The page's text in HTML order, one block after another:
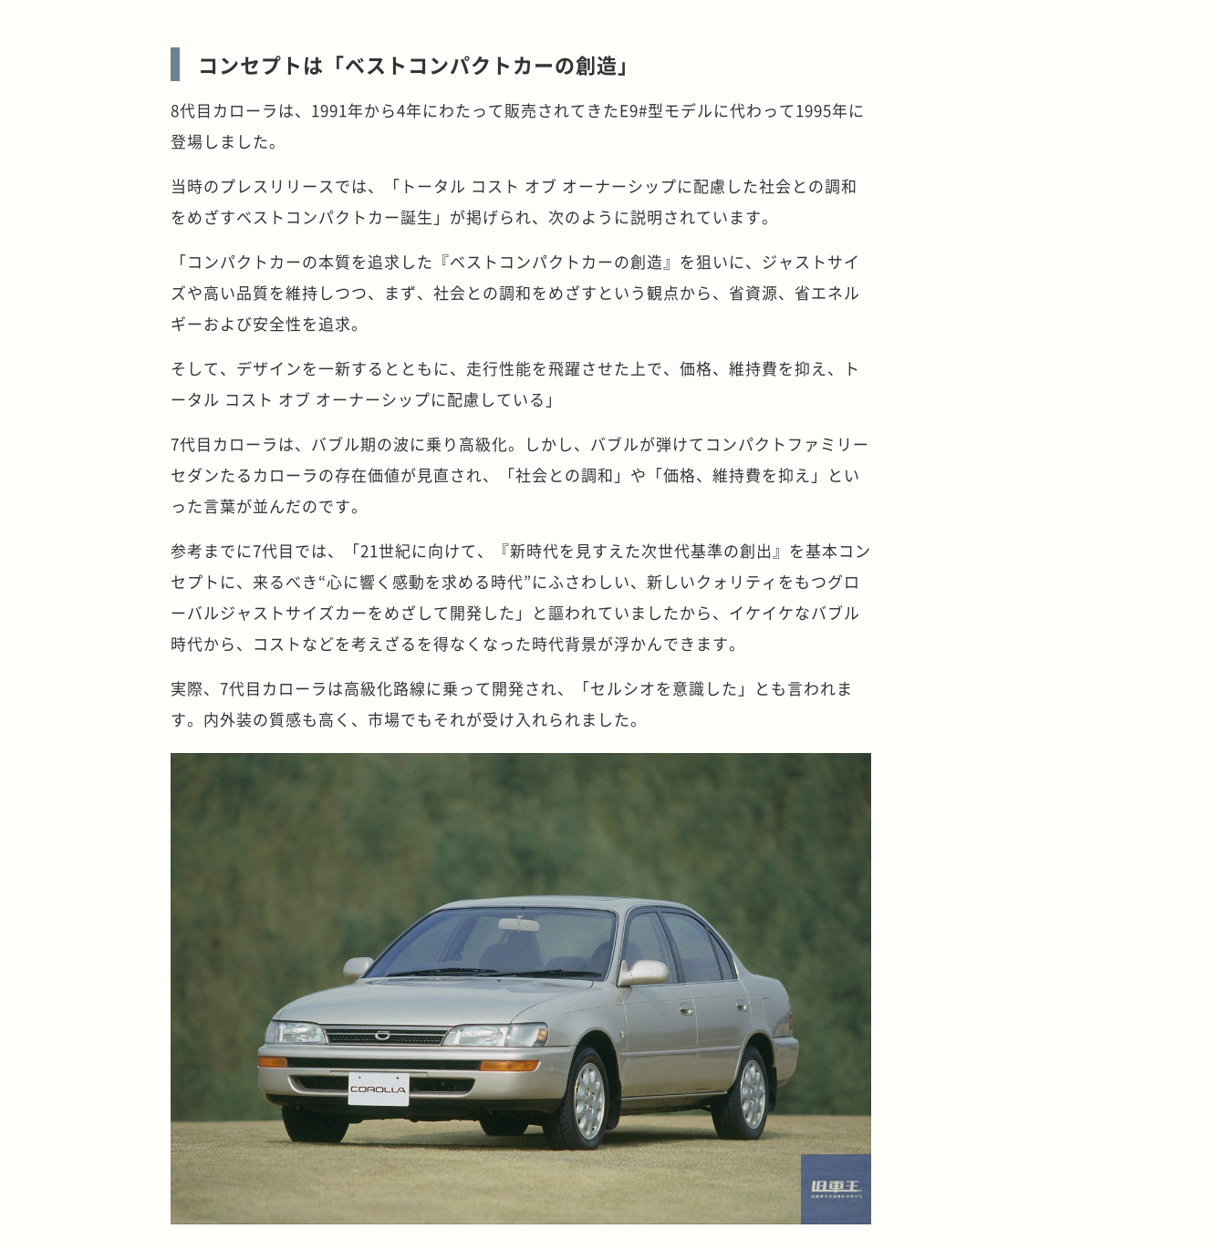
コンセプトは「ベストコンパクトカーの創造」
8代目カローラは、1991年から4年にわたって販売されてきたE9#型モデルに代わって1995年に
登場しました。
当時のプレスリリースでは、「トータル コスト オブ オーナーシップに配慮した社会との調和
をめざすベストコンパクトカー誕生」が掲げられ、次のように説明されています。
「コンパクトカーの本質を追求した『ベストコンパクトカーの創造』を狙いに、ジャストサイ
ズや高い品質を維持しつつ、まず、社会との調和をめざすという観点から、省資源、省エネル
ギーおよび安全性を追求。
そして、デザインを一新するとともに、走行性能を飛躍させた上で、価格、維持費を抑え、ト
ータル コスト オブ オーナーシップに配慮している」
7代目カローラは、バブル期の波に乗り高級化。しかし、バブルが弾けてコンパクトファミリー
セダンたるカローラの存在価値が見直され、「社会との調和」や「価格、維持費を抑え」とい
った言葉が並んだのです。
参考までに7代目では、「21世紀に向けて、『新時代を見すえた次世代基準の創出』を基本コン
セプトに、来るべき“心に響く感動を求める時代”にふさわしい、新しいクォリティをもつグロ
ーバルジャストサイズカーをめざして開発した」と謳われていましたから、イケイケなバブル
時代から、コストなどを考えざるを得なくなった時代背景が浮かんできます。
実際、7代目カローラは高級化路線に乗って開発され、「セルシオを意識した」とも言われま
す。内外装の質感も高く、市場でもそれが受け入れられました。